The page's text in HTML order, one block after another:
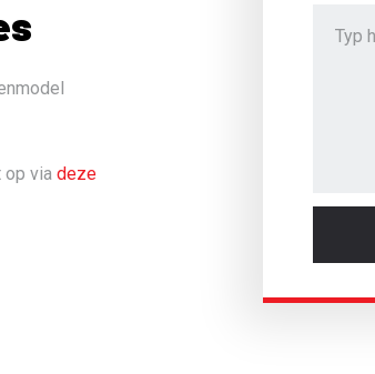
op via deze